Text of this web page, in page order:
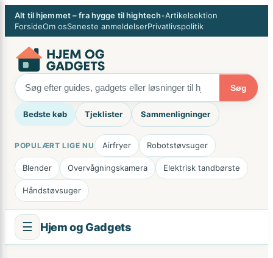
Spring
Alt til hjemmet – fra hygge til hightech•Artikelsektion
ForsideOm osSeneste anmeldelserPrivatlivspolitik
Søg
Bedste køb Tjeklister Sammenligninger
POPULÆRT LIGE NU Airfryer Robotstøvsuger
Blender Overvågningskamera Elektrisk tandbørste
Håndstøvsuger
☰ Hjem og Gadgets